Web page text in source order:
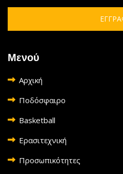
Μενού
Αρχική
Ποδόσφαιρο
Basketball
Ερασιτεχνική
Προσωπικότητες